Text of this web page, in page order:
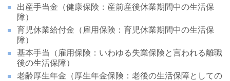
出産手当金（健康保険：産前産後休業期間中の生活保
障）
育児休業給付金（雇用保険：育児休業期間中の生活保
障）
基本手当（雇用保険：いわゆる失業保険と言われる離職
後の生活保障）
老齢厚生年金（厚生年金保険：老後の生活保障としての